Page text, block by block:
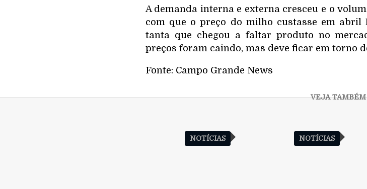
A demanda interna e externa cresceu e o
com que o preço do milho custasse em abril
tanta que chegou a faltar produto no
preços foram caindo, mas deve ficar em torno
Fonte: Campo Grande News
NOTÍCIAS NOTÍCIAS